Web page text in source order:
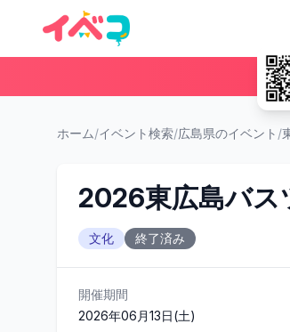
ホーム/イベント検索/広島県のイベント /
2026東広島バス
文化 終了済み
開催期間
2026年06月13日(土)